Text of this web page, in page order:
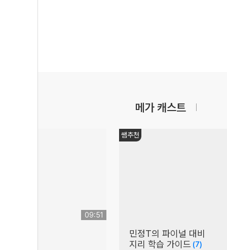
메가 캐스트
09:51
쌤추천
민정T의 파이널 대비
지리 학습 가이드 (7)